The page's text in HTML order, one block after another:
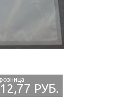
12,77 РУБ.